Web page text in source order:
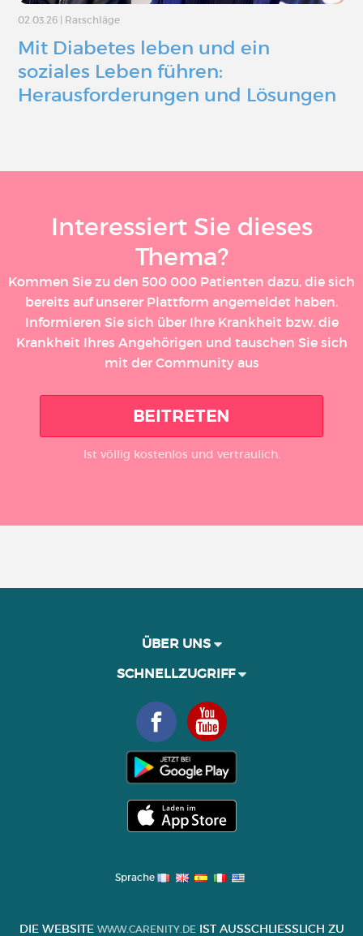
02.03.26 Ratschläge
Mit Diabetes leben und ein
soziales Leben führen:
Herausforderungen und Lösungen
Interessiert Sie dieses
Thema?
Kommen Sie zu den 500 000 Patienten dazu, die sich
bereits auf unserer Plattform angemeldet haben.
Informieren Sie sich über Ihre Krankheit bzw. die
Krankheit Ihres Angehörigen und tauschen Sie sich
mit der Community aus
BEITRETEN
Ist völlig kostenlos und vertraulich.
ÜBER UNS
SCHNELLZUGRIFF
Sprache
DIE WEBSITE WWW.CARENITY.DEIST AUSSCHLIESSLICH ZU I